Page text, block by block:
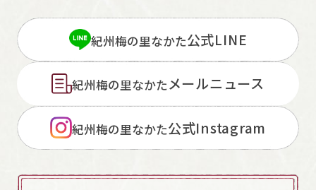
紀州梅の里なかた公式LINE
紀州梅の里なかたメールニュース
紀州梅の里なかた公式Instagram